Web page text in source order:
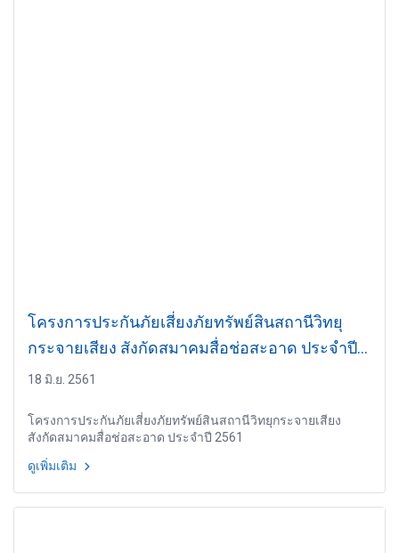
โครงการประกันภัยเสี่ยงภัยทรัพย์สินสถานีวิทยุ
กระจายเสียง สังกัดสมาคมสื่อช่อสะอาด ประจำปี
2561
18 มิ.ย. 2561
โครงการประกันภัยเสี่ยงภัยทรัพย์สินสถานีวิทยุกระจายเสียง
สังกัดสมาคมสื่อช่อสะอาด ประจำปี 2561
ดูเพิ่มเติม